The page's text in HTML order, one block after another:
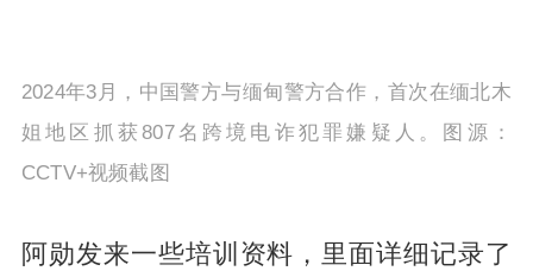
2024年3月，中国警方与缅甸警方合作，首次在缅北木
姐地区抓获807名跨境电诈犯罪嫌疑人。图源：
CCTV+视频截图
阿勋发来一些培训资料，里面详细记录了